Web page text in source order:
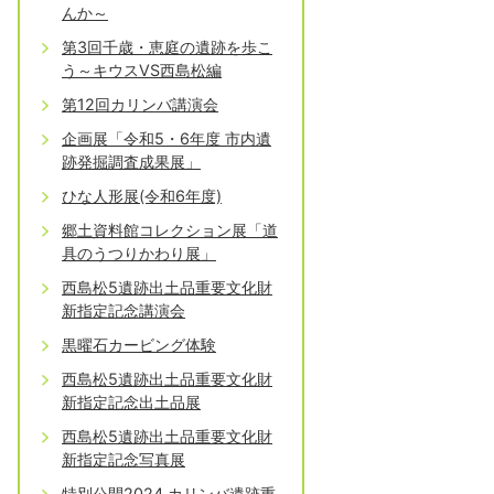
んか～
第3回千歳・恵庭の遺跡を歩こ
う～キウスVS西島松編
第12回カリンバ講演会
企画展「令和5・6年度 市内遺
跡発掘調査成果展」
ひな人形展(令和6年度)
郷土資料館コレクション展「道
具のうつりかわり展」
西島松5遺跡出土品重要文化財
新指定記念講演会
黒曜石カービング体験
西島松5遺跡出土品重要文化財
新指定記念出土品展
西島松5遺跡出土品重要文化財
新指定記念写真展